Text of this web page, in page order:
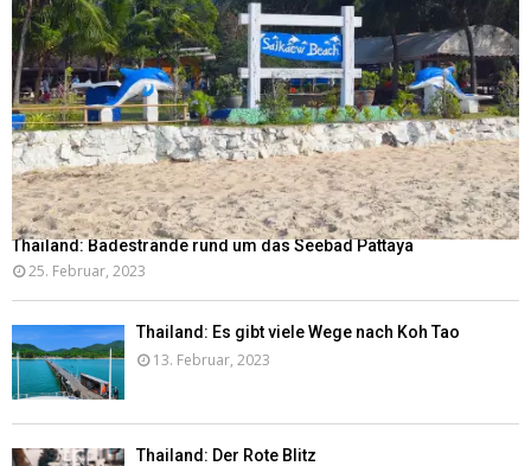
Thailand: Badestrände rund um das Seebad Pattaya
25. Februar, 2023
Thailand: Es gibt viele Wege nach Koh Tao
13. Februar, 2023
Thailand: Der Rote Blitz